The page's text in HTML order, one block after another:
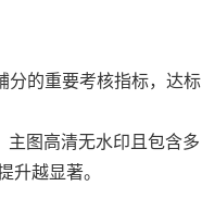
分的重要考核指标，达标
主图高清无水印且包含多
升越显著。